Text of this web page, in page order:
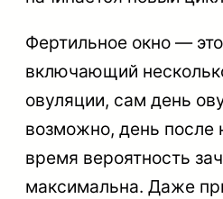
Фертильное окно —
включающий
овуляции, сам день
возможно, день после
время вероятность
максимальна. Даже